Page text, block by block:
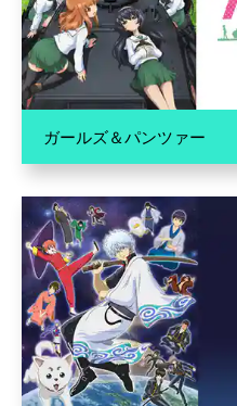
ガールズ＆パンツァー